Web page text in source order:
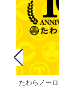
ＭＨＡＭ株